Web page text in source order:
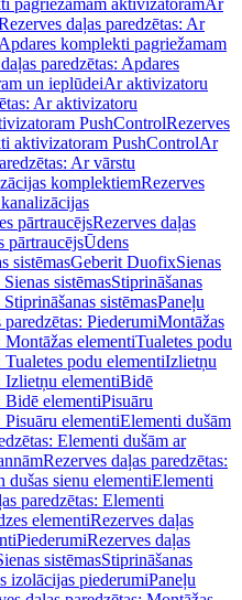
pagriežamam aktivizatoramAr
daļas paredzētas: Ar
Apdares komplekti pagriežamam
paredzētas: Apdares
un ieplūdeiAr aktivizatoru
Ar aktivizatoru
PushControlRezerves
aktivizatoram PushControlAr
Ar vārstu
komplektiemRezerves
pārtraucējsRezerves daļas
pārtraucējsŪdens
sistēmasGeberit DuofixSienas
sistēmasStiprināšanas
sistēmasPaneļu
paredzētas: PiederumiMontāžas
Montāžas elementiTualetes podu
Tualetes podu elementiIzlietņu
Izlietņu elementiBidē
Bidē elementiPisuāru
Pisuāru elementiElementi dušām
Elementi dušām ar
Rezerves daļas paredzētas:
dušas sienu elementiElementi
paredzētas: Elementi
elementiRezerves daļas
PiederumiRezerves daļas
sistēmasStiprināšanas
izolācijas piederumiPaneļu